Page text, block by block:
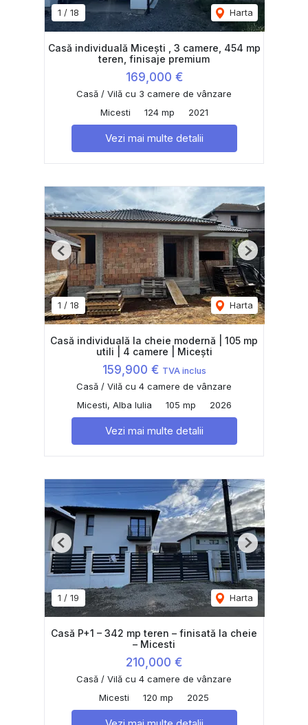
1 / 18 Harta
Casă individuală Micești , 3 camere, 454 mp
teren, finisaje premium
169,000 €
Casă / Vilă cu 3 camere de vânzare
Micesti
124 mp 2021
Vezi mai multe detalii
1 / 18 Harta
Previous Next
Casă individuală la cheie modernă | 105 mp
utili | 4 camere | Micești
159,900 € TVA inclus
Casă / Vilă cu 4 camere de vânzare
Micesti, Alba Iulia
105 mp 2026
Vezi mai multe detalii
1 / 19 Harta
Previous Next
Casă P+1 – 342 mp teren – finisată la cheie
– Micesti
210,000 €
Casă / Vilă cu 4 camere de vânzare
Micesti
120 mp 2025